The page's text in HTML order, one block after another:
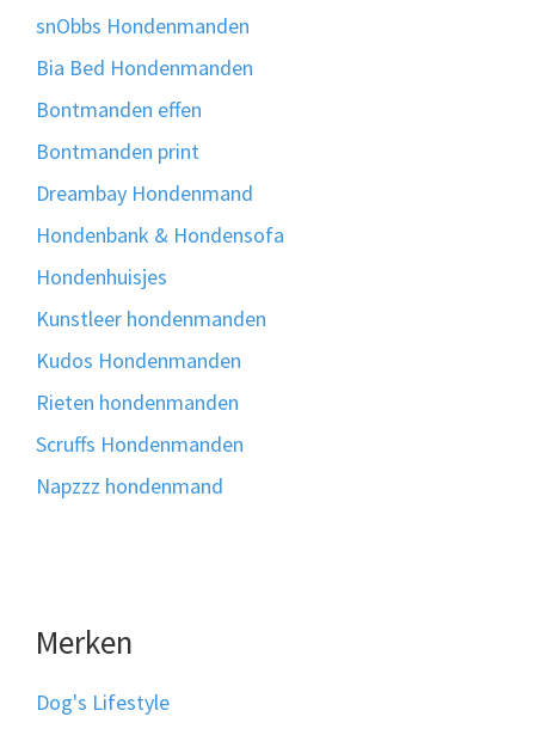
snObbs Hondenmanden
Bia Bed Hondenmanden
Bontmanden effen
Bontmanden print
Dreambay Hondenmand
Hondenbank & Hondensofa
Hondenhuisjes
Kunstleer hondenmanden
Kudos Hondenmanden
Rieten hondenmanden
Scruffs Hondenmanden
Napzzz hondenmand
Merken
Dog's Lifestyle